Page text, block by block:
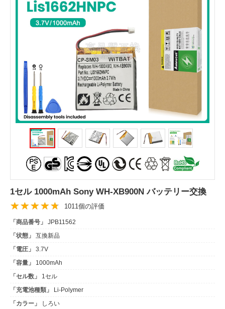
1セル 1000mAh Sony WH-XB900N バッテリー交換
1011個の評価
「商品番号」
JPB11562
「状態」
互換新品
「電圧」
3.7V
「容量」
1000mAh
「セル数」
1セル
「充電池種類」
Li-Polymer
「カラー」
しろい